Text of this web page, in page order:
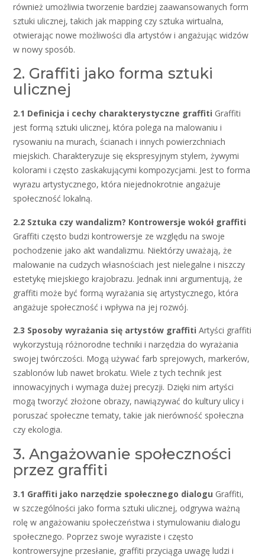
również umożliwia tworzenie bardziej zaawansowanych form
sztuki ulicznej, takich jak mapping czy sztuka wirtualna,
otwierając nowe możliwości dla artystów i angażując widzów
w nowy sposób.
2. Graffiti jako forma sztuki
ulicznej
2.1 Definicja i cechy charakterystyczne graffiti Graffiti
jest formą sztuki ulicznej, która polega na malowaniu i
rysowaniu na murach, ścianach i innych powierzchniach
miejskich. Charakteryzuje się ekspresyjnym stylem, żywymi
kolorami i często zaskakującymi kompozycjami. Jest to forma
wyrazu artystycznego, która niejednokrotnie angażuje
społeczność lokalną.
2.2 Sztuka czy wandalizm? Kontrowersje wokół graffiti
Graffiti często budzi kontrowersje ze względu na swoje
pochodzenie jako akt wandalizmu. Niektórzy uważają, że
malowanie na cudzych własnościach jest nielegalne i niszczy
estetykę miejskiego krajobrazu. Jednak inni argumentują, że
graffiti może być formą wyrażania się artystycznego, która
angażuje społeczność i wpływa na jej rozwój.
2.3 Sposoby wyrażania się artystów graffiti Artyści graffiti
wykorzystują różnorodne techniki i narzędzia do wyrażania
swojej twórczości. Mogą używać farb sprejowych, markerów,
szablonów lub nawet brokatu. Wiele z tych technik jest
innowacyjnych i wymaga dużej precyzji. Dzięki nim artyści
mogą tworzyć złożone obrazy, nawiązywać do kultury ulicy i
poruszać społeczne tematy, takie jak nierówność społeczna
czy ekologia.
3. Angażowanie społeczności
przez graffiti
3.1 Graffiti jako narzędzie społecznego dialogu Graffiti,
w szczególności jako forma sztuki ulicznej, odgrywa ważną
rolę w angażowaniu społeczeństwa i stymulowaniu dialogu
społecznego. Poprzez swoje wyraziste i często
kontrowersyjne przesłanie, graffiti przyciąga uwagę ludzi i